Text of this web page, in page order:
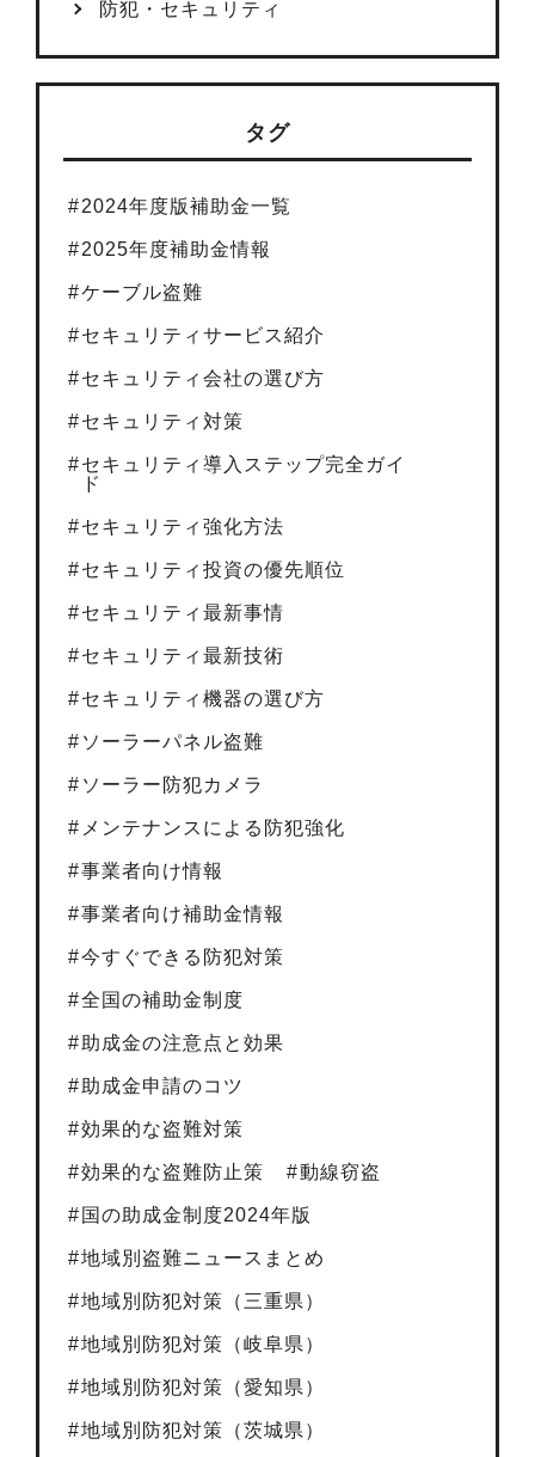
防犯・セキュリティ
タグ
2024年度版補助金一覧
2025年度補助金情報
ケーブル盗難
セキュリティサービス紹介
セキュリティ会社の選び方
セキュリティ対策
セキュリティ導入ステップ完全ガイ
ド
セキュリティ強化方法
セキュリティ投資の優先順位
セキュリティ最新事情
セキュリティ最新技術
セキュリティ機器の選び方
ソーラーパネル盗難
ソーラー防犯カメラ
メンテナンスによる防犯強化
事業者向け情報
事業者向け補助金情報
今すぐできる防犯対策
全国の補助金制度
助成金の注意点と効果
助成金申請のコツ
効果的な盗難対策
効果的な盗難防止策 動線窃盗
国の助成金制度2024年版
地域別盗難ニュースまとめ
地域別防犯対策（三重県）
地域別防犯対策（岐阜県）
地域別防犯対策（愛知県）
地域別防犯対策（茨城県）